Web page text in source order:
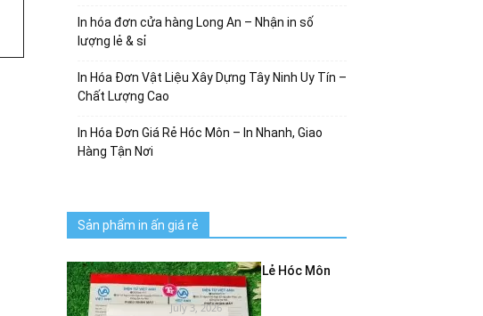
In hóa đơn cửa hàng Long An – Nhận in số
lượng lẻ & sỉ
In Hóa Đơn Vật Liệu Xây Dựng Tây Ninh Uy Tín –
Chất Lượng Cao
In Hóa Đơn Giá Rẻ Hóc Môn – In Nhanh, Giao
Hàng Tận Nơi
Sản phẩm in ấn giá rẻ
In Hóa Đơn Bán Lẻ Hóc Môn
Giá Rẻ – In...
July 3, 2026